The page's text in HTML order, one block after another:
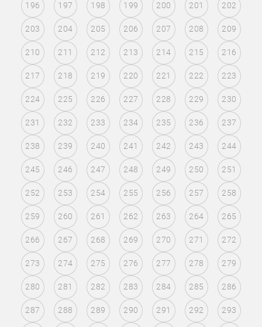
196 197 198 199 200 201 202
203 204 205 206 207 208 209
210 211 212 213 214 215 216
217 218 219 220 221 222 223
224 225 226 227 228 229 230
231 232 233 234 235 236 237
238 239 240 241 242 243 244
245 246 247 248 249 250 251
252 253 254 255 256 257 258
259 260 261 262 263 264 265
266 267 268 269 270 271 272
273 274 275 276 277 278 279
280 281 282 283 284 285 286
287 288 289 290 291 292 293